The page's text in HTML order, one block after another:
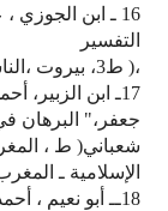
16 ـ ابن
التفسير
،( ط3، بيروت ،الناشر : المكتب الإسلامي ، 1404هـ).
17ـ ابن الزبير،
جعفر،" البرهان
شعباني( ط ،
الإسلامية ـ المغرب، 1410 هـ -
18ــ أبو نعيم